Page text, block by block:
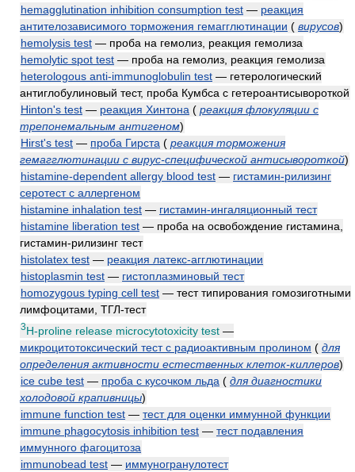
hemagglutination inhibition consumption test — реакция
антителозависимого торможения гемагглютинации ( вирусов)
hemolysis test — проба на гемолиз, реакция гемолиза
hemolytic spot test — проба на гемолиз, реакция гемолиза
heterologous anti-immunoglobulin test — гетерологический
антиглобулиновый тест, проба Кумбса с гетероантисывороткой
Hinton's test — реакция Хинтона ( реакция флокуляции с
трепонемальным антигеном)
Hirst's test — проба Гирста ( реакция торможения
гемагглютинации с вирус-специфической антисывороткой)
histamine-dependent allergy blood test — гистамин-рилизинг
серотест с аллергеном
histamine inhalation test — гистамин-ингаляционный тест
histamine liberation test — проба на освобождение гистамина,
гистамин-рилизинг тест
histolatex test — реакция латекс-агглютинации
histoplasmin test — гистоплазминовый тест
homozygous typing cell test — тест типирования гомозиготными
лимфоцитами, ТГЛ-тест
3H-proline release microcytotoxicity test —
микроцитотоксический тест с радиоактивным пролином ( для
определения активности естественных клеток-киллеров)
ice cube test — проба с кусочком льда ( для диагностики
холодовой крапивницы)
immune function test — тест для оценки иммунной функции
immune phagocytosis inhibition test — тест подавления
иммунного фагоцитоза
immunobead test — иммуногранулотест